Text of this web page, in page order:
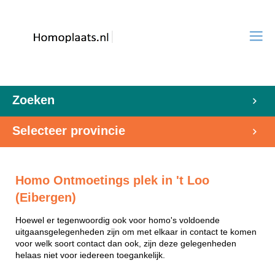
Zoeken
Selecteer provincie
Homo Ontmoetings plek in 't Loo
(Eibergen)
Hoewel er tegenwoordig ook voor homo's voldoende
uitgaansgelegenheden zijn om met elkaar in contact te komen
voor welk soort contact dan ook, zijn deze gelegenheden
helaas niet voor iedereen toegankelijk.